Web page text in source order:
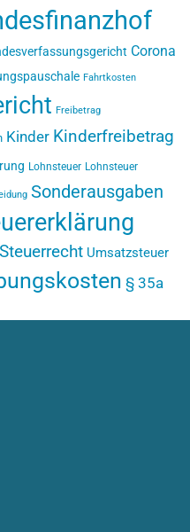
Corona
Fahrtkosten
Freibetrag
Kinder Kinderfreibetrag
Lohnsteuer Lohnsteuer
Sonderausgaben
Steuerrecht Umsatzsteuer
§ 35a